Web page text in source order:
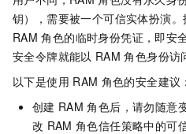
钥），需要被一个可信实体扮演
RAM 角色的临时身份凭证，即安
安全令牌就能以 RAM 角色身份访
以下是使用 RAM 角色的安全建议：
创建 RAM 角色后，请勿随意
改 RAM 角色信任策略中的可